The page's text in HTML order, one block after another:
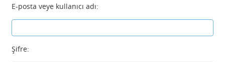
E-posta veye kullanıcı adı:
Şifre: